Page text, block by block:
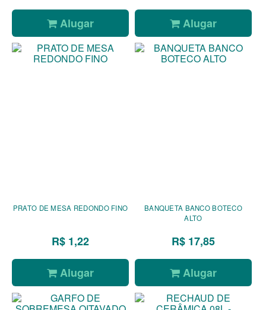
Alugar Alugar
PRATO DE MESA REDONDO FINO
R$ 1,22
Alugar
BANQUETA BANCO BOTECO
ALTO
R$ 17,85
Alugar